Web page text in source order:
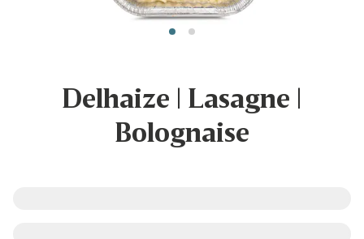
Delhaize | Lasagne |
Bolognaise